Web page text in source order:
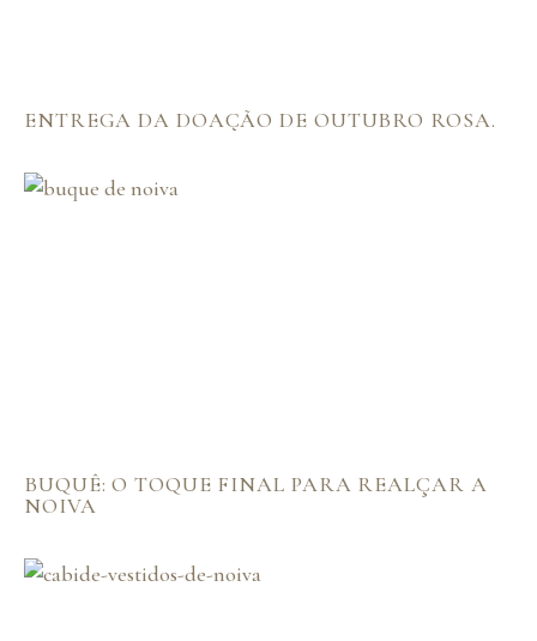
ENTREGA DA DOAÇÃO DE OUTUBRO ROSA.
BUQUÊ: O TOQUE FINAL PARA REALÇAR A
NOIVA